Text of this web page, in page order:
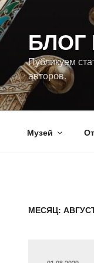
Перейти
к
содержимому
БЛОГ
Публикуем
авторов.
Музей
МЕСЯЦ: